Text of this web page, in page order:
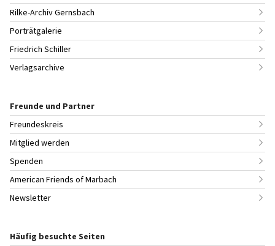
Rilke-Archiv Gernsbach
Porträtgalerie
Friedrich Schiller
Verlagsarchive
Freunde und Partner
Freundeskreis
Mitglied werden
Spenden
American Friends of Marbach
Newsletter
Häufig besuchte Seiten